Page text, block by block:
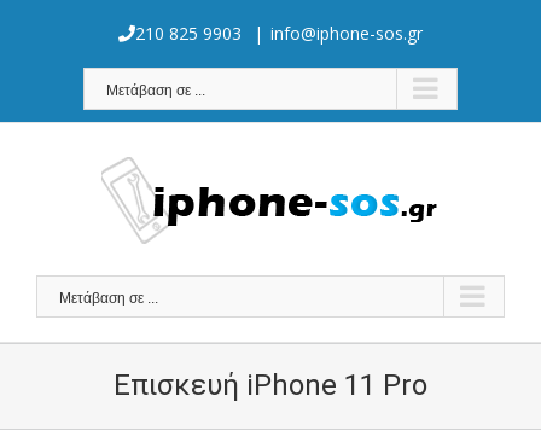
210 825 9903 | info@iphone-sos.gr
Μετάβαση σε ...
Μετάβαση σε ...
Επισκευή iPhone 11 Pro